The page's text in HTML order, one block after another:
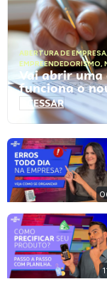
ABERTURA DE EMPRESA,
EMPREENDEDORISMO,
Vai abrir uma
funciona o
ACESSAR